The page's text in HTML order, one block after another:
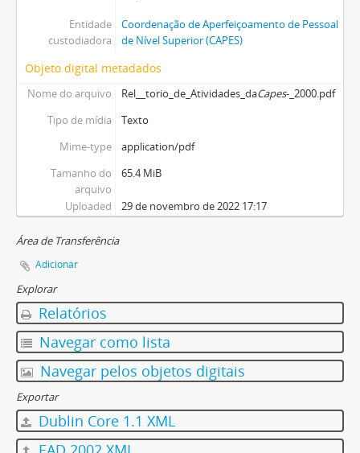
Entidade
custodiadora
Coordenação de Aperfeiçoamento de Pessoal
de Nível Superior (CAPES)
Objeto digital metadados
Nome do arquivo Rel__torio_de_Atividades_daCapes-_2000.pdf
Tipo de mídia
Texto
Mime-type
application/pdf
Tamanho do
arquivo
65.4 MiB
Uploaded 29 de novembro de 2022 17:17
Área de Transferência
Adicionar
Explorar
Relatórios
Navegar como lista
Navegar pelos objetos digitais
Exportar
Dublin Core 1.1 XML